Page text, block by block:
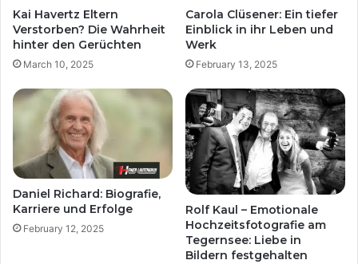
Kai Havertz Eltern
Verstorben? Die Wahrheit
hinter den Gerüchten
March 10, 2025
Carola Clüsener: Ein tiefer
Einblick in ihr Leben und
Werk
February 13, 2025
Daniel Richard: Biografie,
Karriere und Erfolge
February 12, 2025
Rolf Kaul – Emotionale
Hochzeitsfotografie am
Tegernsee: Liebe in
Bildern festgehalten